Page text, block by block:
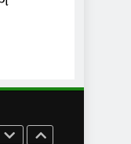
શુદ્ધ છે?
2027